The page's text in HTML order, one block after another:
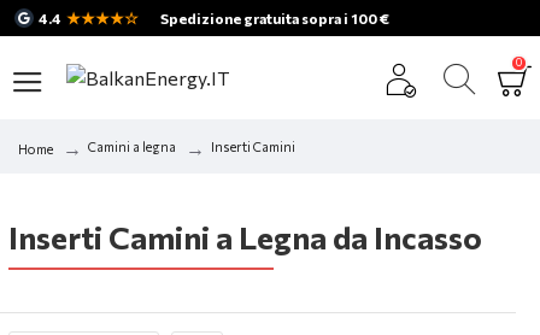
4.4 ★★★★☆ Spedizione gratuita sopra i 100 €
0
Home Camini a legna Inserti Camini
Inserti Camini a Legna da Incasso